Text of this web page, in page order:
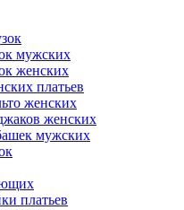
мужских
женских
платьев
женских
женских
мужских
платьев